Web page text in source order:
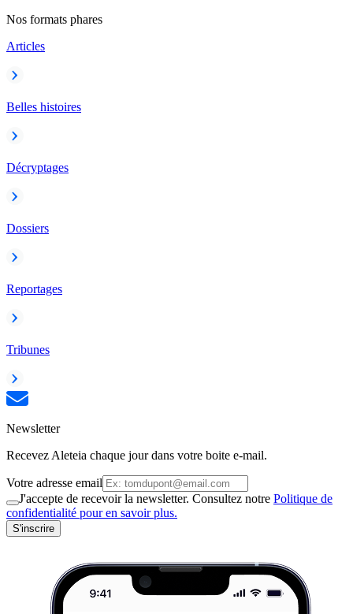
Nos formats phares
Articles
Belles histoires
Décryptages
Dossiers
Reportages
Tribunes
Newsletter
Recevez Aleteia chaque jour dans votre boite e-mail.
Votre adresse email
J'accepte de recevoir la newsletter. Consultez notre Politique de
confidentialité pour en savoir plus.
S'inscrire